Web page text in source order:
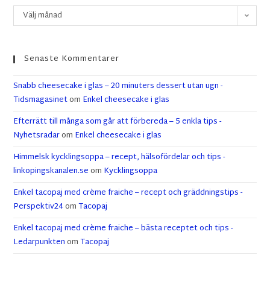
Välj månad
Senaste Kommentarer
Snabb cheesecake i glas – 20 minuters dessert utan ugn -
Tidsmagasinetom Enkel cheesecake i glas
Efterrätt till många som går att förbereda – 5 enkla tips -
Nyhetsradarom Enkel cheesecake i glas
Himmelsk kycklingsoppa – recept, hälsofördelar och tips -
linkopingskanalen.seom Kycklingsoppa
Enkel tacopaj med crème fraiche – recept och gräddningstips -
Perspektiv24omTacopaj
Enkel tacopaj med crème fraiche – bästa receptet och tips -
LedarpunktenomTacopaj